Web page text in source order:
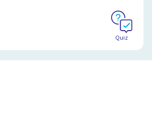
Quiz